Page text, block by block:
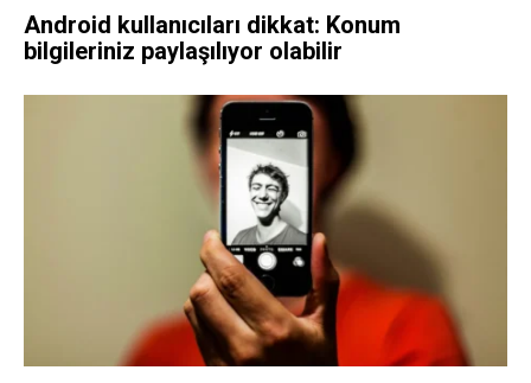
Android kullanıcıları dikkat: Konum
bilgileriniz paylaşılıyor olabilir